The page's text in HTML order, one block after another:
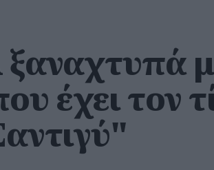
έχει τον